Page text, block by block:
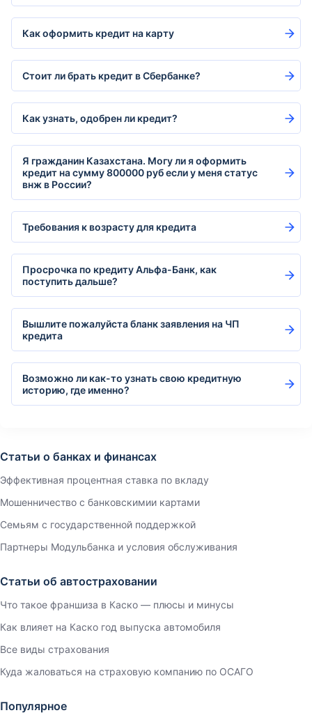
Как оформить кредит на карту
Стоит ли брать кредит в Сбербанке?
Как узнать, одобрен ли кредит?
Я гражданин Казахстана. Могу ли я оформить
кредит на сумму 800000 руб если у меня статус
внж в России?
Требования к возрасту для кредита
Просрочка по кредиту Альфа-Банк, как
поступить дальше?
Вышлите пожалуйста бланк заявления на ЧП
кредита
Возможно ли как-то узнать свою кредитную
историю, где именно?
Статьи о банках и финансах
Эффективная процентная ставка по вкладу
Мошенничество с банковскимии картами
Семьям с государственной поддержкой
Партнеры Модульбанка и условия обслуживания
Статьи об автостраховании
Что такое франшиза в Каско — плюсы и минусы
Как влияет на Каско год выпуска автомобиля
Все виды страхования
Куда жаловаться на страховую компанию по ОСАГО
Популярное